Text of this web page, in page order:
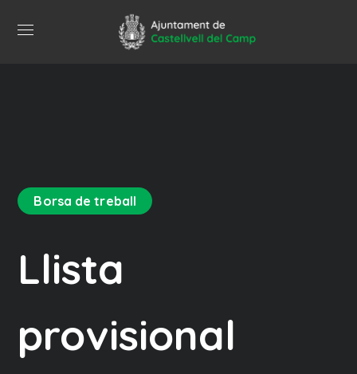
Borsa de treball
Llista
provisional